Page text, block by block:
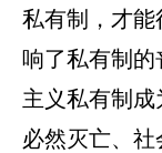
私有制，才
响了私有制
主义私有制
必然灭亡、